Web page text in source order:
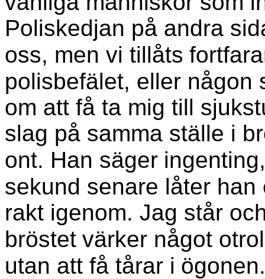
Poliskedjan på andra
oss, men vi tillåts
polisbefälet, eller någon
om att få ta mig till
slag på samma ställe i
ont. Han säger
sekund senare låter
rakt igenom. Jag står
bröstet värker något
utan att få tårar i